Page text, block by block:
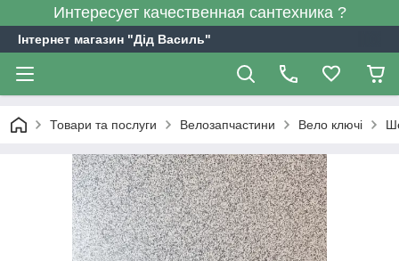
Интересует качественная сантехника ?
Інтернет магазин "Дід Василь"
Товари та послуги Велозапчастини Вело ключі